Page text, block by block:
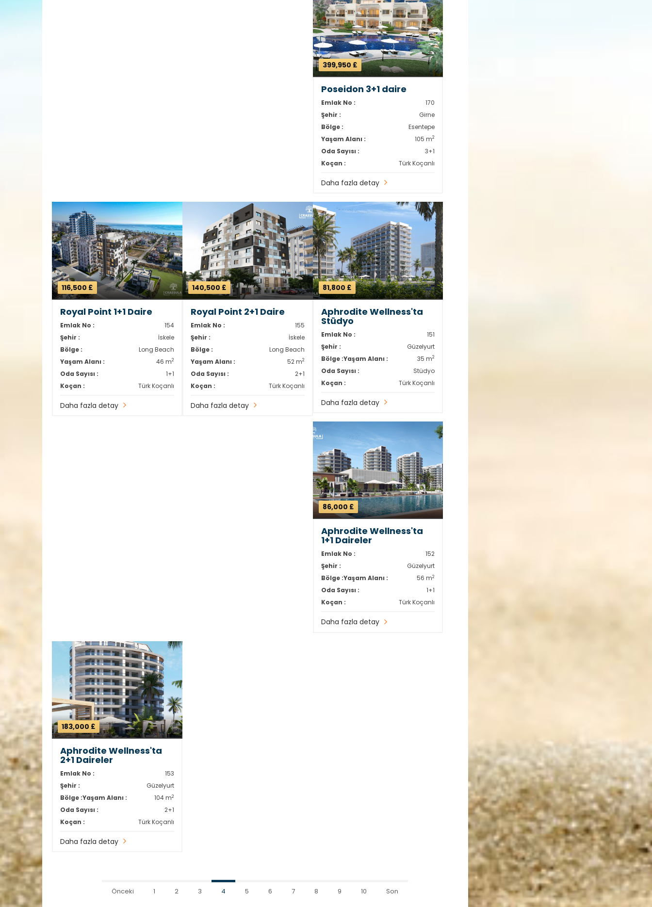
399,950 £
Poseidon 3+1 daire
Emlak No :
170
Şehir :
Girne
Bölge :
Esentepe
Yaşam Alanı :
105 m2
Oda Sayısı :
3+1
Koçan :
Türk Koçanlı
Daha fazla detay
116,500 £
Royal Point 1+1 Daire
Emlak No :
154
Şehir :
İskele
Bölge :
Long Beach
Yaşam Alanı :
46 m2
Oda Sayısı :
1+1
Koçan :
Türk Koçanlı
Daha fazla detay
140,500 £
Royal Point 2+1 Daire
Emlak No :
155
Şehir :
İskele
Bölge :
Long Beach
Yaşam Alanı :
52 m2
Oda Sayısı :
2+1
Koçan :
Türk Koçanlı
Daha fazla detay
81,800 £
Aphrodite Wellness'ta
Stüdyo
Emlak No :
151
Şehir :
Güzelyurt
Bölge :Yaşam Alanı : 35 m2
Oda Sayısı :
Stüdyo
Koçan :
Türk Koçanlı
Daha fazla detay
86,000 £
Aphrodite Wellness'ta
1+1 Daireler
Emlak No :
152
Şehir :
Güzelyurt
Bölge :Yaşam Alanı : 56 m2
Oda Sayısı :
1+1
Koçan :
Türk Koçanlı
Daha fazla detay
183,000 £
Aphrodite Wellness'ta
2+1 Daireler
Emlak No :
153
Şehir :
Güzelyurt
Bölge :Yaşam Alanı : 104 m2
Oda Sayısı :
2+1
Koçan :
Türk Koçanlı
Daha fazla detay
Önceki 1 2 3 4 5 6 7 8 9 10 Son